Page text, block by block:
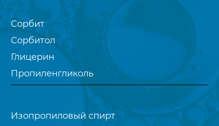
Сорбит
Сорбитол
Глицерин
Пропиленгликоль
Изопропиловый спирт